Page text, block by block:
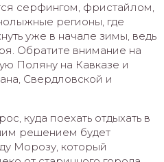
серфингом, фристайлом,
регионы, где
уже в начале зимы, ведь
Обратите внимание на
Поляну на Кавказе и
Свердловской и
куда поехать отдыхать в
решением будет
Морозу, который